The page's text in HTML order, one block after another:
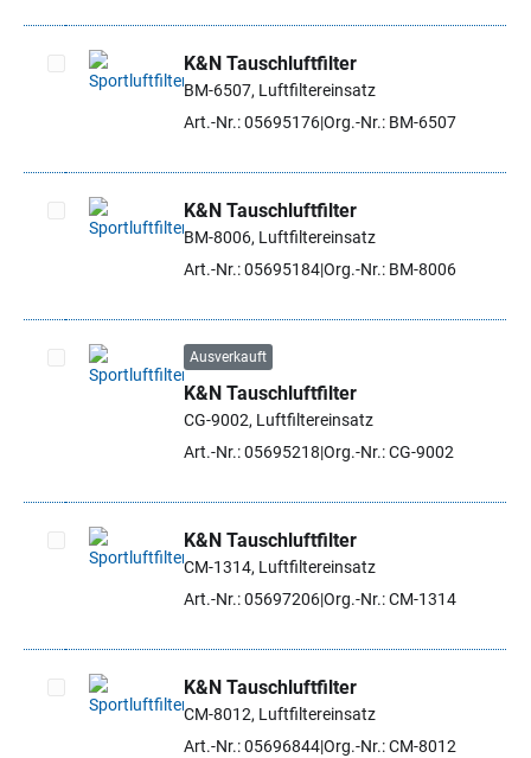
Artikel auswählen
K&N Tauschluftfilter
BM-6507, Luftfiltereinsatz
Art.-Nr.: 05695176Org.-Nr.: BM-6507
Artikel auswählen
K&N Tauschluftfilter
BM-8006, Luftfiltereinsatz
Art.-Nr.: 05695184Org.-Nr.: BM-8006
Artikel auswählen
Ausverkauft
K&N Tauschluftfilter
CG-9002, Luftfiltereinsatz
Art.-Nr.: 05695218 Org.-Nr.: CG-9002
Artikel auswählen
K&N Tauschluftfilter
CM-1314, Luftfiltereinsatz
Art.-Nr.: 05697206Org.-Nr.: CM-1314
Artikel auswählen
K&N Tauschluftfilter
CM-8012, Luftfiltereinsatz
Art.-Nr.: 05696844Org.-Nr.: CM-8012